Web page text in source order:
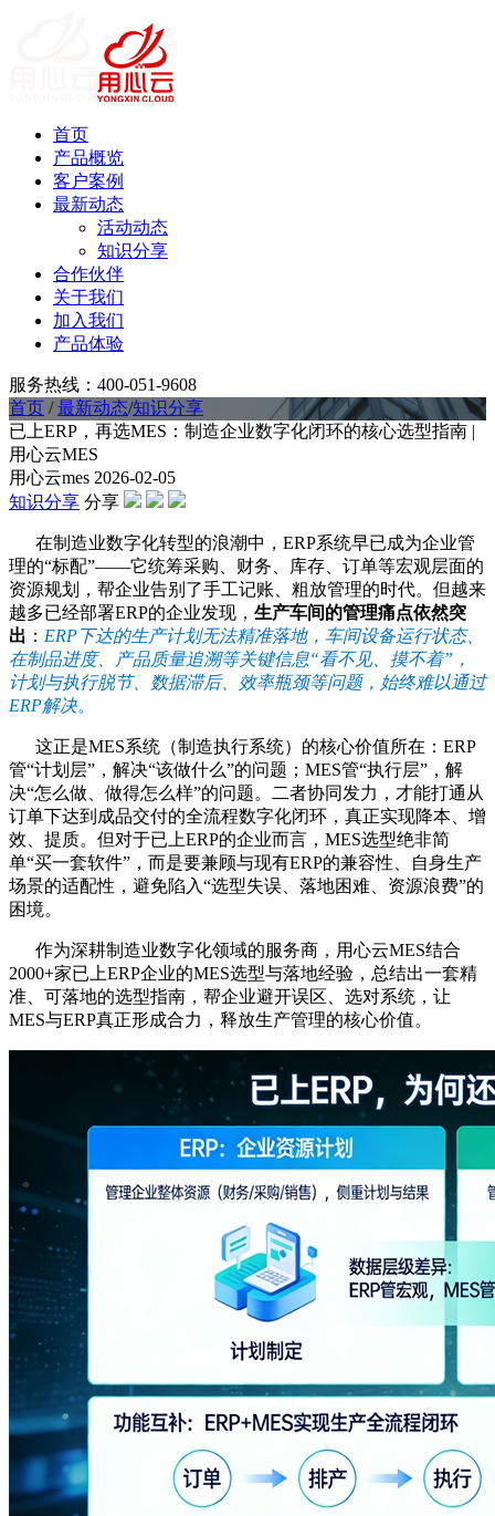
首页
产品概览
客户案例
最新动态
活动动态
知识分享
合作伙伴
关于我们
加入我们
产品体验
服务热线：400-051-9608
首页 /最新动态/知识分享
已上ERP，再选MES：制造企业数字化闭环的核心选型指南 |
用心云MES
用心云mes 2026-02-05
知识分享 分享
在制造业数字化转型的浪潮中，ERP系统早已成为企业管
理的“标配”——它统筹采购、财务、库存、订单等宏观层面的
资源规划，帮企业告别了手工记账、粗放管理的时代。但越来
越多已经部署ERP的企业发现， 生产车间的管理痛点依然突
出 ： ERP下达的生产计划无法精准落地，车间设备运行状态、
在制品进度、产品质量追溯等关键信息“看不见、摸不着”，
计划与执行脱节、数据滞后、效率瓶颈等问题，始终难以通过
ERP解决。
这正是MES系统（制造执行系统）的核心价值所在：ERP
管“计划层”，解决“该做什么”的问题；MES管“执行层”，解
决“怎么做、做得怎么样”的问题。二者协同发力，才能打通从
订单下达到成品交付的全流程数字化闭环，真正实现降本、增
效、提质。但对于已上ERP的企业而言，MES选型绝非简
单“买一套软件”，而是要兼顾与现有ERP的兼容性、自身生产
场景的适配性，避免陷入“选型失误、落地困难、资源浪费”的
困境。
作为深耕制造业数字化领域的服务商，用心云MES结合
2000+家已上ERP企业的MES选型与落地经验，总结出一套精
准、可落地的选型指南，帮企业避开误区、选对系统，让
MES与ERP真正形成合力，释放生产管理的核心价值。